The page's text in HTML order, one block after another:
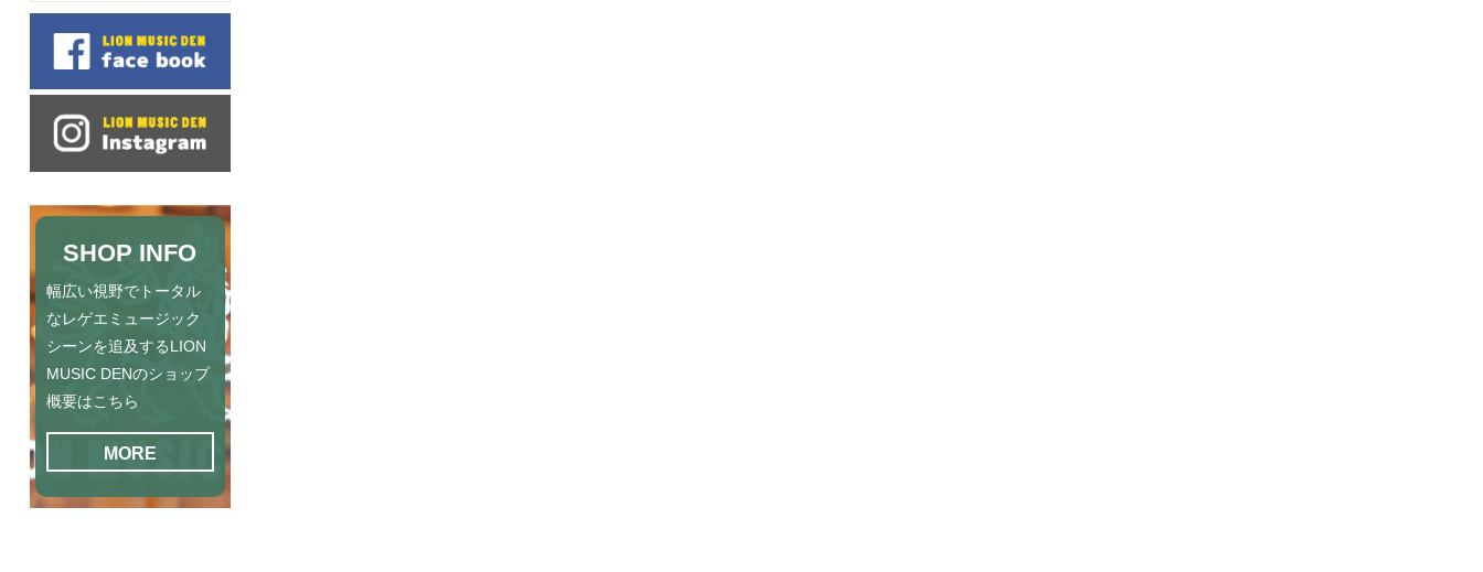
SHOP INFO
幅広い視野でトータル
なレゲエミュージック
シーンを追及するLION
MUSIC DENのショップ
概要はこちら
MORE